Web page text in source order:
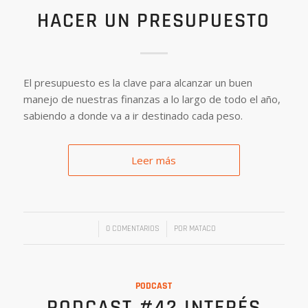
HACER UN PRESUPUESTO
El presupuesto es la clave para alcanzar un buen
manejo de nuestras finanzas a lo largo de todo el año,
sabiendo a donde va a ir destinado cada peso.
Leer más
0 COMENTARIOS
/ POR MATACO
PODCAST